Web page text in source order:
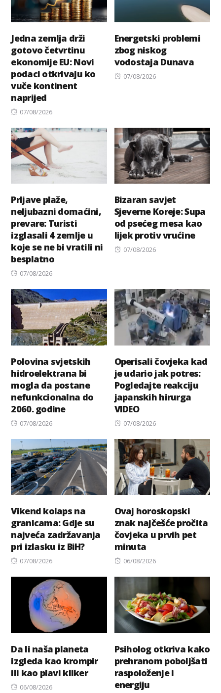
Jedna zemlja drži
gotovo četvrtinu
ekonomije EU: Novi
podaci otkrivaju ko
vuče kontinent
naprijed
Posted
07/08/2026
Energetski problemi
zbog niskog
vodostaja Dunava
Posted
07/08/2026
Prljave plaže,
neljubazni domaćini,
prevare: Turisti
izglasali 4 zemlje u
koje se ne bi vratili ni
besplatno
Posted
07/08/2026
Bizaran savjet
Sjeverne Koreje: Supa
od psećeg mesa kao
lijek protiv vrućine
Posted
07/08/2026
Polovina svjetskih
hidroelektrana bi
mogla da postane
nefunkcionalna do
2060. godine
Posted
07/08/2026
Operisali čovjeka kad
je udario jak potres:
Pogledajte reakciju
japanskih hirurga
VIDEO
Posted
07/08/2026
Vikend kolaps na
granicama: Gdje su
najveća zadržavanja
pri izlasku iz BiH?
Posted
07/08/2026
Ovaj horoskopski
znak najčešće pročita
čovjeka u prvih pet
minuta
Posted
06/08/2026
Da li naša planeta
izgleda kao krompir
ili kao plavi kliker
Posted
06/08/2026
Psiholog otkriva kako
prehranom poboljšati
raspoloženje i
energiju